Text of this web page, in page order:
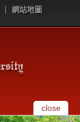
網站地圖
close